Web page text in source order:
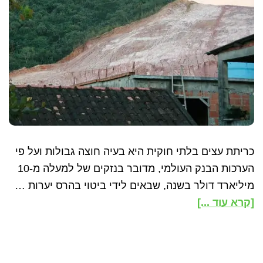
כריתת עצים בלתי חוקית היא בעיה חוצה גבולות ועל פי
הערכות הבנק העולמי, מדובר בנזקים של למעלה מ-10
מיליארד דולר בשנה, שבאים לידי ביטוי בהרס יערות …
[קרא עוד ...]about